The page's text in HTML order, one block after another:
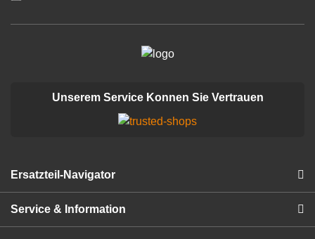
Unserem Service Konnen Sie Vertrauen
Ersatzteil-Navigator
Service & Information